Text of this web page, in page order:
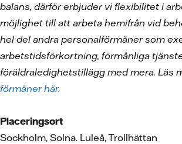
balans, därför erbjuder vi flexibilitet i
möjlighet till att arbeta hemifrån vid
hel del andra personalförmåner som
arbetstidsförkortning, förmånliga
föräldraledighetstillägg med mera. Läs
förmåner här.
Placeringsort
Sockholm, Solna. Luleå, Trollhättan